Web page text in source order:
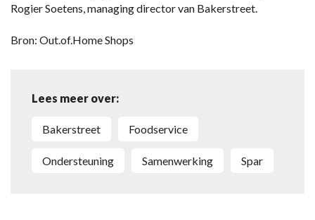
Rogier Soetens, managing director van Bakerstreet.
Bron: Out.of.Home Shops
Lees meer over:
Bakerstreet foodservice
ondersteuning samenwerking Spar